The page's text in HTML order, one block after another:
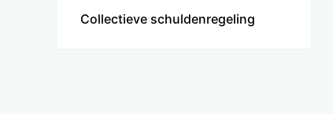
Collectieve schuldenregeling